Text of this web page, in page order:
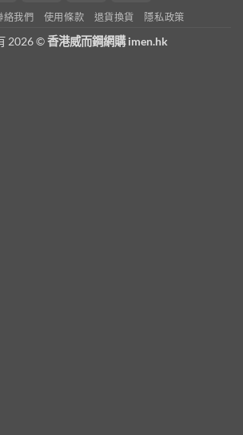
絡我們 使用條款 退貨換貨 隱私政策
2026 ©香港威而鋼網購 imen.hk